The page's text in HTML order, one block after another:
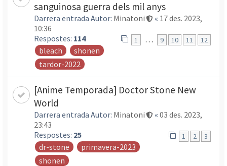
sanguinosa guerra dels mil anys
Darrera entrada Autor: Minatoni « 17 des. 2023,
10:36
Respostes: 114 1 … 9 10 11 12
bleach
shonen
tardor-2022
[Anime Temporada] Doctor Stone New
World
Darrera entrada Autor: Minatoni « 03 des. 2023,
23:43
Respostes: 25 1 2 3
dr-stone
primavera-2023
shonen